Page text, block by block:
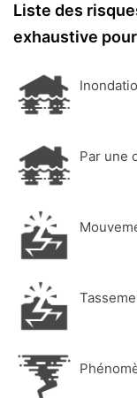
Liste des
exhaustive
Par une